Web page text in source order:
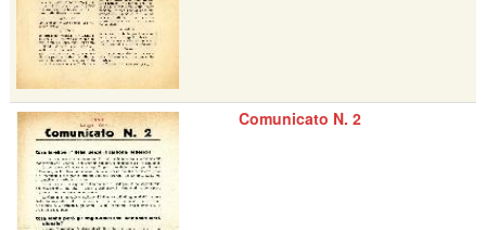
Comunicato N. 2